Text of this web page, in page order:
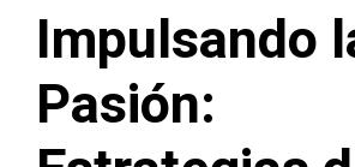
Impulsando
Pasión: